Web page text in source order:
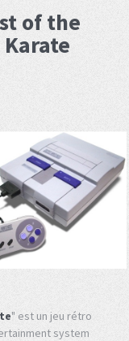
of the
" est un jeu rétro
system